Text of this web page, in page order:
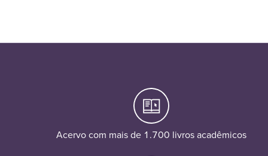
Acervo com mais de 1.700 livros acadêmicos